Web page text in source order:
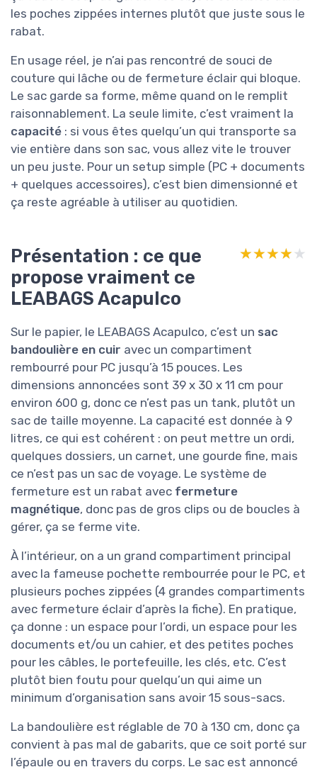
les poches zippées internes plutôt que juste sous le
rabat.
En usage réel, je n’ai pas rencontré de souci de
couture qui lâche ou de fermeture éclair qui bloque.
Le sac garde sa forme, même quand on le remplit
raisonnablement. La seule limite, c’est vraiment la
capacité : si vous êtes quelqu’un qui transporte sa
vie entière dans son sac, vous allez vite le trouver
un peu juste. Pour un setup simple (PC + documents
+ quelques accessoires), c’est bien dimensionné et
ça reste agréable à utiliser au quotidien.
Présentation : ce que
propose vraiment ce
LEABAGS Acapulco
★★★★★
★★★★★
Sur le papier, le LEABAGS Acapulco, c’est un sac
bandoulière en cuir avec un compartiment
rembourré pour PC jusqu’à 15 pouces. Les
dimensions annoncées sont 39 x 30 x 11 cm pour
environ 600 g, donc ce n’est pas un tank, plutôt un
sac de taille moyenne. La capacité est donnée à 9
litres, ce qui est cohérent : on peut mettre un ordi,
quelques dossiers, un carnet, une gourde fine, mais
ce n’est pas un sac de voyage. Le système de
fermeture est un rabat avec fermeture
magnétique, donc pas de gros clips ou de boucles à
gérer, ça se ferme vite.
À l’intérieur, on a un grand compartiment principal
avec la fameuse pochette rembourrée pour le PC, et
plusieurs poches zippées (4 grandes compartiments
avec fermeture éclair d’après la fiche). En pratique,
ça donne : un espace pour l’ordi, un espace pour les
documents et/ou un cahier, et des petites poches
pour les câbles, le portefeuille, les clés, etc. C’est
plutôt bien foutu pour quelqu’un qui aime un
minimum d’organisation sans avoir 15 sous-sacs.
La bandoulière est réglable de 70 à 130 cm, donc ça
convient à pas mal de gabarits, que ce soit porté sur
l’épaule ou en travers du corps. Le sac est annoncé